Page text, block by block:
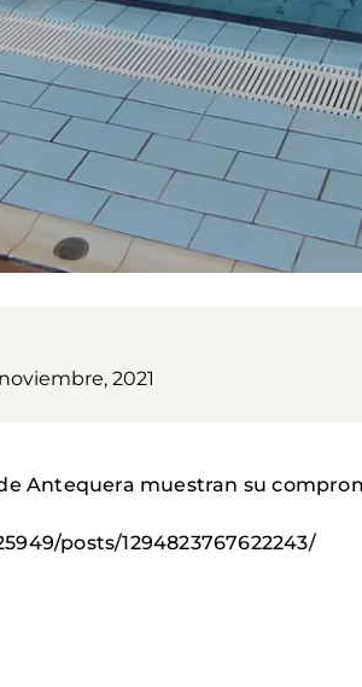
2021
Antequera muestran su
posts/1294823767622243/